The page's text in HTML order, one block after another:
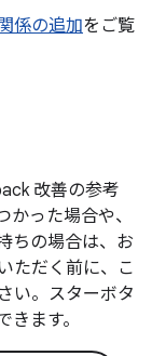
係の追加をご覧
改善の参考
った場合や、
ちの場合は、お
ただく前に、こ
い。スターボタ
ます。